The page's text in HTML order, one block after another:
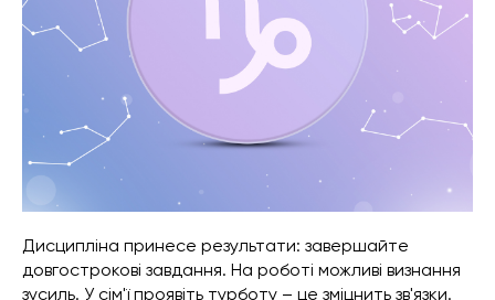
Дисципліна принесе результати: завершайте
довгострокові завдання. На роботі можливі визнання
зусиль. У сім'ї проявіть турботу – це зміцнить зв'язки.